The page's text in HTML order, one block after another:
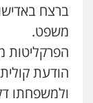
ברצח
משפט.
הפרקליטות
הודעת
ולמשפחתו